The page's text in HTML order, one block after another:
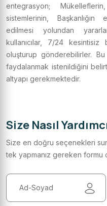
entegrasyon;
sistemlerinin, Başkanlığın
edilmesi yolundan
kullanıcılar, 7/24 kesintisiz
oluşturup gönderebilirler.
faydalanmak istenildiğini
altyapı gerekmektedir.
Size Nasıl
Size en doğru seçenekleri
tek yapmanız gereken formu